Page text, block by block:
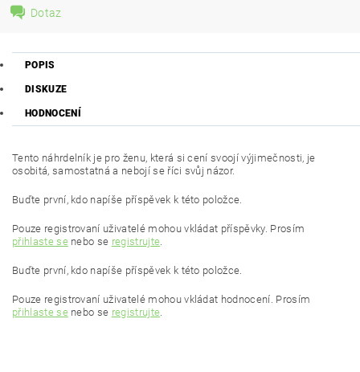
Dotaz
POPIS
DISKUZE
HODNOCENÍ
Tento náhrdelník je pro ženu, která si cení svoojí výjimečnosti, je
osobitá, samostatná a nebojí se říci svůj názor.
Buďte první, kdo napíše příspěvek k této položce.
Pouze registrovaní uživatelé mohou vkládat příspěvky. Prosím
přihlaste senebo se registrujte
Buďte první, kdo napíše příspěvek k této položce.
Pouze registrovaní uživatelé mohou vkládat hodnocení. Prosím
přihlaste senebo se registrujte